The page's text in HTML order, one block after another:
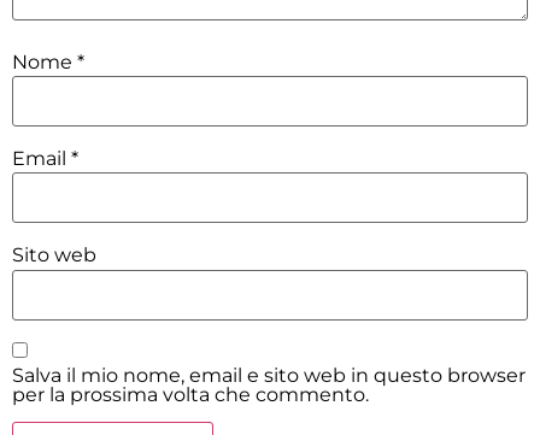
Nome *
Email *
Sito web
Salva il mio nome, email e sito web in questo browser
per la prossima volta che commento.